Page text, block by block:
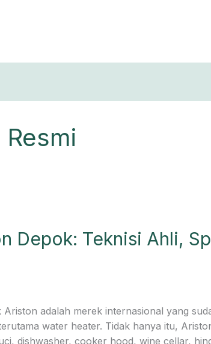
Depok: Teknisi Ahli,
adalah merek internasional yang
water heater. Tidak hanya itu,
dishwasher, cooker hood, wine cellar,